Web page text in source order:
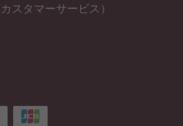
スタマーサービス）